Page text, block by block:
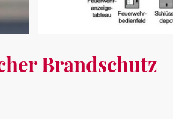
Brandschutz